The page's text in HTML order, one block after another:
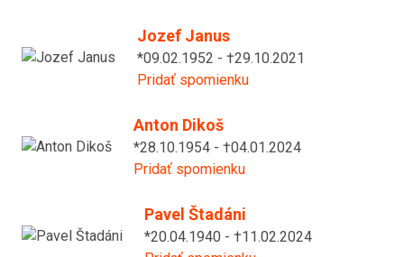
Jozef Janus
*09.02.1952 - †29.10.2021
Pridať spomienku
Anton Dikoš
*28.10.1954 - †04.01.2024
Pridať spomienku
Pavel Štadáni
*20.04.1940 - †11.02.2024